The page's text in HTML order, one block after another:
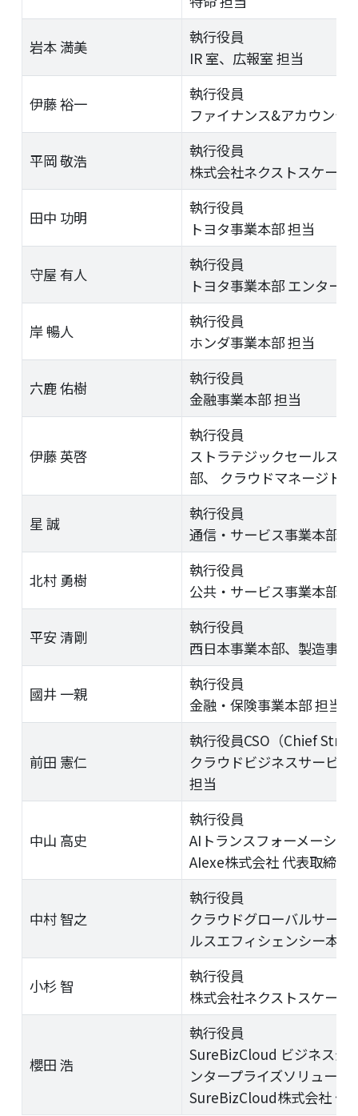
岩本 満美
執行役員
IR 室、広報室 担当
伊藤 裕一
執行役員
ファイナンス&アカウンテ
平岡 敬浩
執行役員
株式会社ネクストスケープ
田中 功明
執行役員
トヨタ事業本部 担当
守屋 有人
執行役員
トヨタ事業本部 エンター
岸 暢人
執行役員
ホンダ事業本部 担当
六鹿 佑樹
執行役員
金融事業本部 担当
伊藤 英啓
執行役員
ストラテジックセールス
部、 クラウドマネージド
星 誠
執行役員
通信・サービス事業本部
北村 勇樹
執行役員
公共・サービス事業本部
平安 清剛
執行役員
西日本事業本部、製造事業
國井 一親
執行役員
金融・保険事業本部 担当
前田 憲仁
執行役員CSO（Chief
クラウドビジネスサービ
担当
中山 高史
執行役員
AIトランスフォーメーショ
AIexe株式会社 代表取締役
中村 智之
執行役員
クラウドグローバルサー
ルスエフィシェンシー本部
小杉 智
執行役員
株式会社ネクストスケープ
櫻田 浩
執行役員
SureBizCloud ビジネス企
ンタープライズソリューシ
SureBizCloud株式会社 代